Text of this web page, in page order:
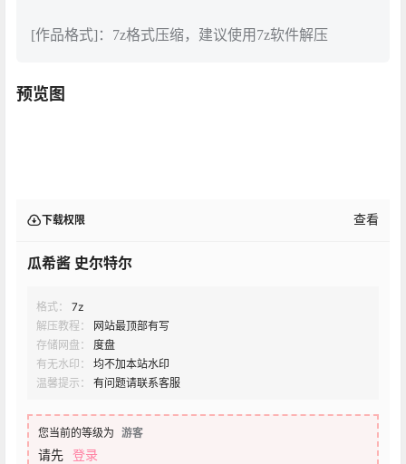
[作品格式]：7z格式压缩，建议使用7z软件解压
预览图
下载权限 查看
瓜希酱 史尔特尔
格式：
7z
解压教程：
网站最顶部有写
存储网盘：
度盘
有无水印：
均不加本站水印
温馨提示：
有问题请联系客服
您当前的等级为 游客
请先 登录